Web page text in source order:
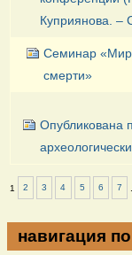
Куприянова. –
Семинар «Мир
смерти»
Опубликована
1 2 3 4 5 6 7
навигация